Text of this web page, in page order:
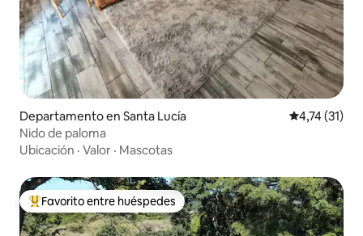
Departamento en Santa Lucía Calificación
4,74 (31)
Nido de paloma
Ubicación · Valor · Mascotas
Favorito entre los huéspedes más destacados
Favorito entre huéspedes